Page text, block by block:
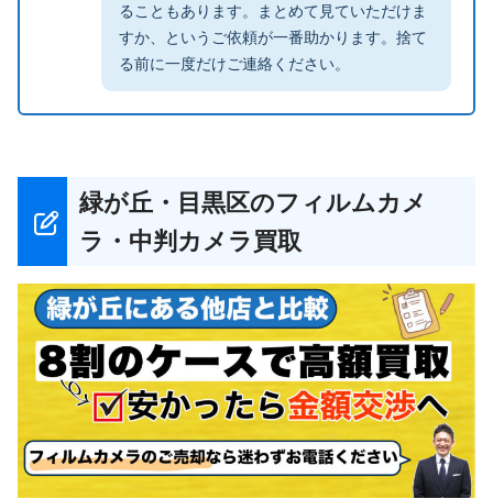
ることもあります。まとめて見ていただけま
すか、というご依頼が一番助かります。捨て
る前に一度だけご連絡ください。
緑が丘・目黒区のフィルムカメ
ラ・中判カメラ買取